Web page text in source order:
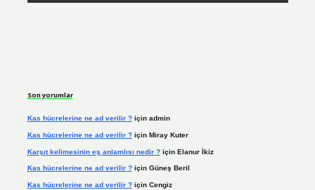
Son yorumlar
Kas hücrelerine ne ad verilir ?için admin
Kas hücrelerine ne ad verilir ?için Miray Kuter
Karşıt kelimesinin eş anlamlısı nedir ?için Elanur İkiz
Kas hücrelerine ne ad verilir ?için Güneş Beril
Kas hücrelerine ne ad verilir ?için Cengiz